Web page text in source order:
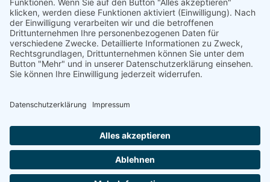
Öffnungszeiten und mehr
Desktop-Version